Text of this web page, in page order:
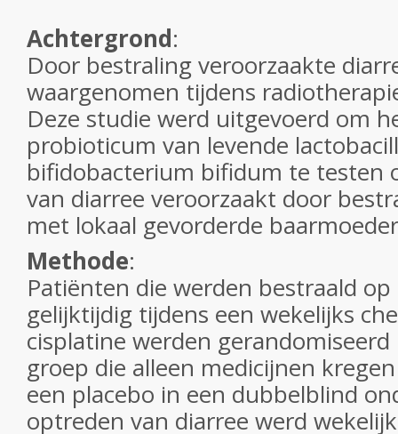
Achtergrond:
Door bestraling veroorzaakte
waargenomen tijdens
Deze studie werd uitgevoerd om
probioticum van levende
bifidobacterium bifidum te testen
van diarree veroorzaakt door
met lokaal gevorderde
Methode:
Patiënten die werden bestraald
gelijktijdig tijdens een wekelijks
cisplatine werden
groep die alleen medicijnen
een placebo in een dubbelblind
optreden van diarree werd